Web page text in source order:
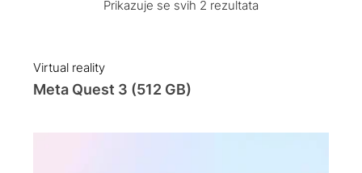
Prikazuje se svih 2 rezultata
Virtual reality
Meta Quest 3 (512 GB)